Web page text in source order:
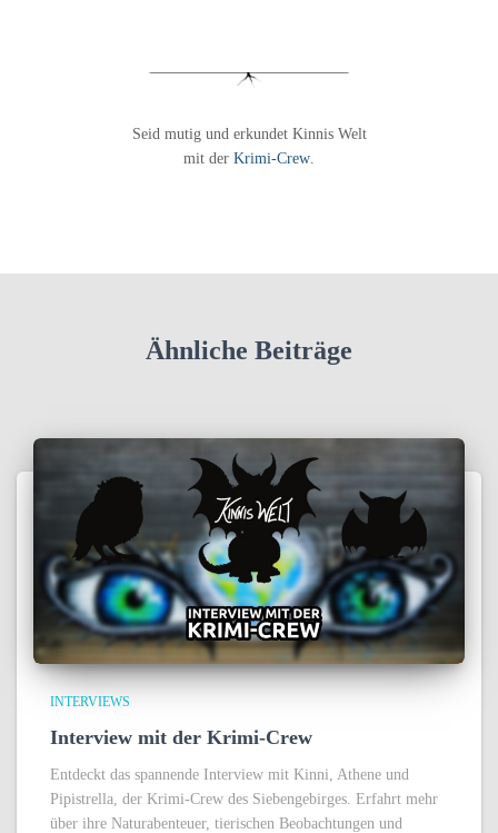
Seid mutig und erkundet Kinnis Welt
mit der Krimi-Crew.
Ähnliche Beiträge
INTERVIEWS
Interview mit der Krimi-Crew
Entdeckt das spannende Interview mit Kinni, Athene und
Pipistrella, der Krimi-Crew des Siebengebirges. Erfahrt mehr
über ihre Naturabenteuer, tierischen Beobachtungen und